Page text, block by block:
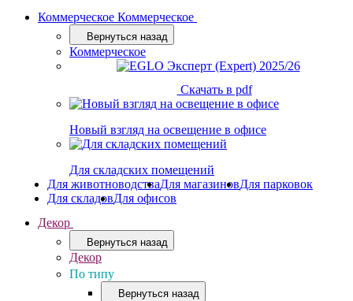
Коммерческое Коммерческое
Вернуться назад
Коммерческое
Скачать в pdf
Новый взгляд на освещение в офисе
Для складских помещений
Для животноводстваДля магазиновДля парковок
Для складовДля офисов
Декор
Вернуться назад
Декор
По типу
Вернуться назад